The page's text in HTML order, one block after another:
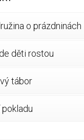
o prázdninách
děti rostou
tábor